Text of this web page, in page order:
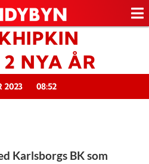
NYA ÅR
2023 08:52
Karlsborgs BK som